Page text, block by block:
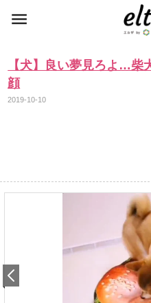
【犬】良い夢見ろよ…柴
顔
2019-10-10